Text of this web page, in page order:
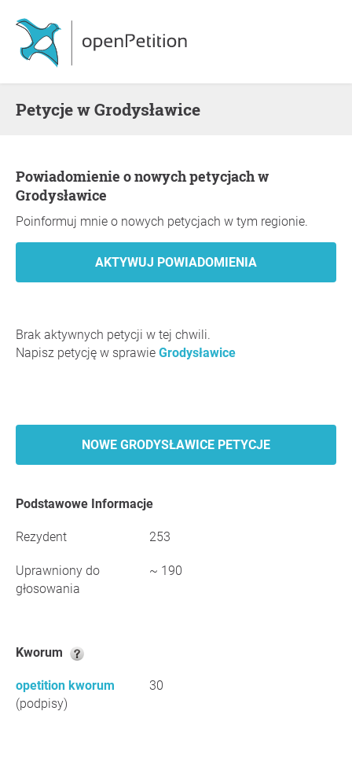
Petycje w Grodysławice
Powiadomienie o nowych petycjach w
Grodysławice
Poinformuj mnie o nowych petycjach w tym regionie.
Brak aktywnych petycji w tej chwili.
Napisz petycję w sprawie Grodysławice
NOWE GRODYSŁAWICE PETYCJE
Podstawowe Informacje
Rezydent 253
Uprawniony do
głosowania
~ 190
Kworum
opetition kworum
(podpisy)
30